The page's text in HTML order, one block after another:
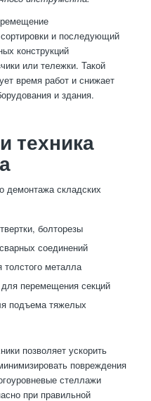
и последующий
конструкций
или тележки. Такой
время работ и снижает
и здания.
техника
демонтажа складских
болторезы
соединений
металла
перемещения секций
подъема тяжелых
позволяет ускорить
повреждения
стеллажи
при правильной